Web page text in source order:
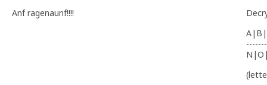
Anf ragenaunf!!!!